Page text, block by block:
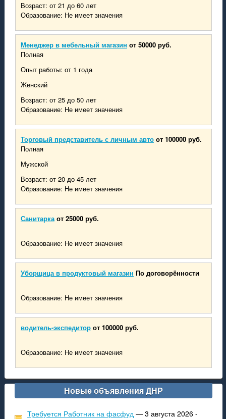
Возраст: от 21 до 60 лет
Образование: Не имеет значения
Менеджер в мебельный магазин от 50000 руб.
Полная
Опыт работы: от 1 года
Женский
Возраст: от 25 до 50 лет
Образование: Не имеет значения
Торговый представитель с личным авто от 100000 руб.
Полная
Мужской
Возраст: от 20 до 45 лет
Образование: Не имеет значения
Санитарка от 25000 руб.
Образование: Не имеет значения
Уборщица в продуктовый магазин По договорённости
Образование: Не имеет значения
водитель-экспедитор от 100000 руб.
Образование: Не имеет значения
Новые объявления ДНР
Требуется Работник на фасфуд— 3 августа 2026 -